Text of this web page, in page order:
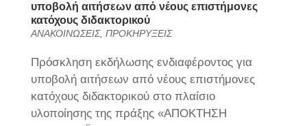
υποβολή αιτήσεων από νέους επιστήμονες
κατόχους διδακτορικού
ΑΝΑΚΟΙΝΩΣΕΙΣ, ΠΡΟΚΗΡΥΞΕΙΣ
Πρόσκληση εκδήλωσης ενδιαφέροντος για
υποβολή αιτήσεων από νέους επιστήμονες
κατόχους διδακτορικού στο πλαίσιο
υλοποίησης της πράξης «ΑΠΟΚΤΗΣΗ